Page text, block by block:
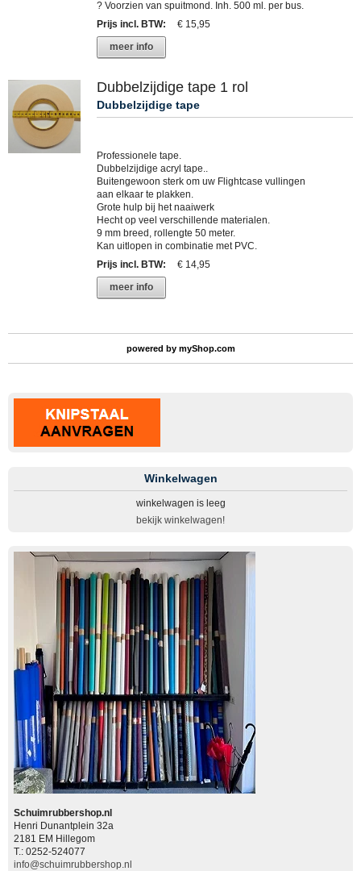
? Voorzien van spuitmond. Inh. 500 ml. per bus.
Prijs incl. BTW:
€ 15,95
meer info
Dubbelzijdige tape 1 rol
Dubbelzijdige tape
Professionele tape.
Dubbelzijdige acryl tape..
Buitengewoon sterk om uw Flightcase vullingen
aan elkaar te plakken.
Grote hulp bij het naaiwerk
Hecht op veel verschillende materialen.
9 mm breed, rollengte 50 meter.
Kan uitlopen in combinatie met PVC.
Prijs incl. BTW:
€ 14,95
meer info
powered by myShop.com
Winkelwagen
winkelwagen is leeg
bekijk winkelwagen!
Schuimrubbershop.nl
Henri Dunantplein 32a
2181 EM Hillegom
T.: 0252-524077
info@schuimrubbershop.nl